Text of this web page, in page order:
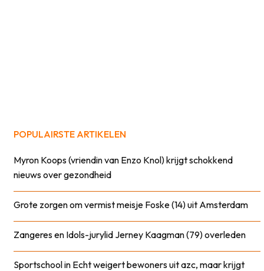
POPULAIRSTE ARTIKELEN
Myron Koops (vriendin van Enzo Knol) krijgt schokkend
nieuws over gezondheid
Grote zorgen om vermist meisje Foske (14) uit Amsterdam
Zangeres en Idols-jurylid Jerney Kaagman (79) overleden
Sportschool in Echt weigert bewoners uit azc, maar krijgt